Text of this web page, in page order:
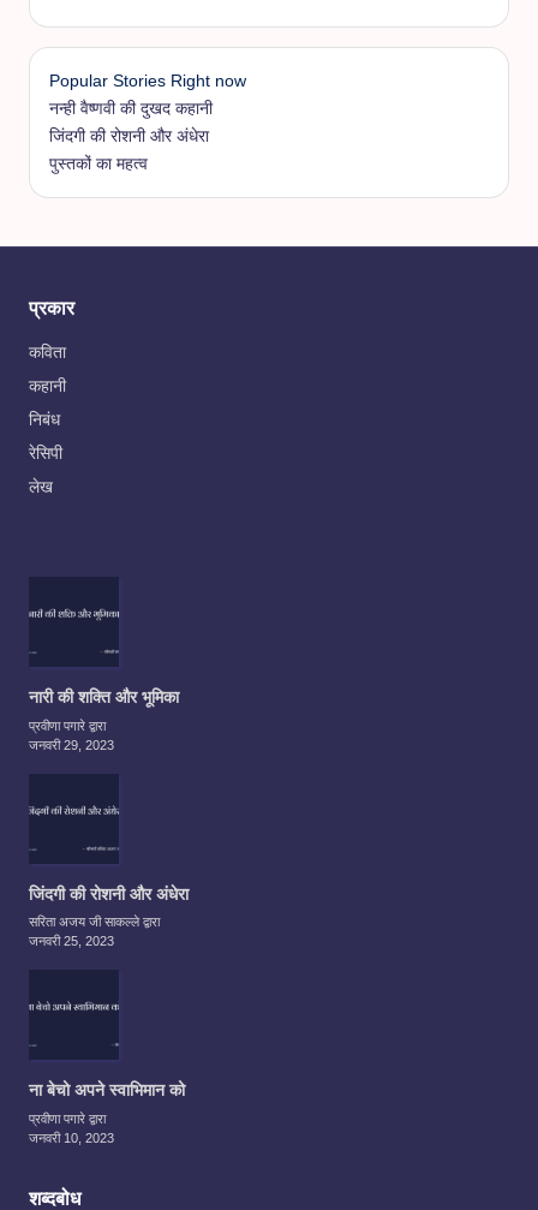
Popular Stories Right now
नन्ही वैष्णवी की दुखद कहानी
जिंदगी की रोशनी और अंधेरा
पुस्तकों का महत्व
प्रकार
कविता
कहानी
निबंध
रेसिपी
लेख
नारी की शक्ति और भूमिका
प्रवीणा पगारे द्वारा
जनवरी 29, 2023
जिंदगी की रोशनी और अंधेरा
सरिता अजय जी साकल्ले द्वारा
जनवरी 25, 2023
ना बेचो अपने स्वाभिमान को
प्रवीणा पगारे द्वारा
जनवरी 10, 2023
शब्दबोध